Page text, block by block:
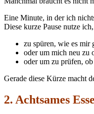
Eine Minute, in der ich
Diese kurze Pause nutze
zu spüren, wie es mir
oder um mich neu zu
oder um zu prüfen,
Gerade diese Kürze macht
2. Achtsames